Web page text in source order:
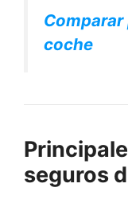
coche
seguros